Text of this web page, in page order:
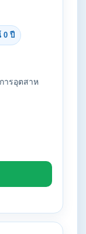
0 ปี
ารอุตสาห